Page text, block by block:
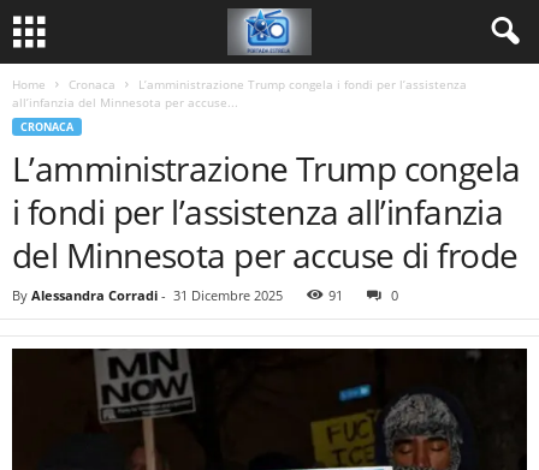
Home Cronaca
L’amministrazione Trump congela i fondi per l’assistenza
all’infanzia del Minnesota per accuse...
CRONACA
L’amministrazione Trump congela
i fondi per l’assistenza all’infanzia
del Minnesota per accuse di frode
By Alessandra Corradi - 31 Dicembre 2025 91 0